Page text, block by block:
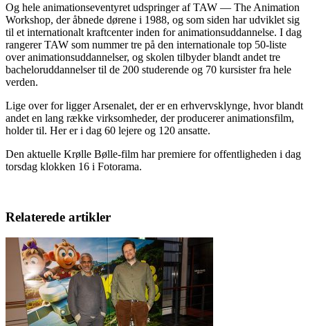
Og hele animationseventyret udspringer af TAW — The Animation
Workshop, der åbnede dørene i 1988, og som siden har udviklet sig
til et internationalt kraftcenter inden for animationsuddannelse. I dag
rangerer TAW som nummer tre på den internationale top 50-liste
over animationsuddannelser, og skolen tilbyder blandt andet tre
bacheloruddannelser til de 200 studerende og 70 kursister fra hele
verden.
Lige over for ligger Arsenalet, der er en erhvervsklynge, hvor blandt
andet en lang række virksomheder, der producerer animationsfilm,
holder til. Her er i dag 60 lejere og 120 ansatte.
Den aktuelle Krølle Bølle-film har premiere for offentligheden i dag
torsdag klokken 16 i Fotorama.
Relaterede artikler